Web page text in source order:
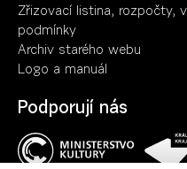
Zřizovací listina, rozpočty,
podmínky
Archiv starého webu
Logo a manuál
Podporují nás